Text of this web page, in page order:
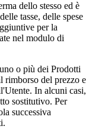
dello stesso ed è
tasse, delle spese
per la
nel modulo di
o più dei Prodotti
rimborso del prezzo e
In alcuni casi,
sostitutivo. Per
successiva